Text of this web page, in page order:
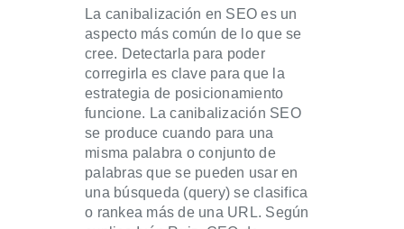
La canibalización en SEO es un
aspecto más común de lo que se
cree. Detectarla para poder
corregirla es clave para que la
estrategia de posicionamiento
funcione. La canibalización SEO
se produce cuando para una
misma palabra o conjunto de
palabras que se pueden usar en
una búsqueda (query) se clasifica
o rankea más de una URL. Según